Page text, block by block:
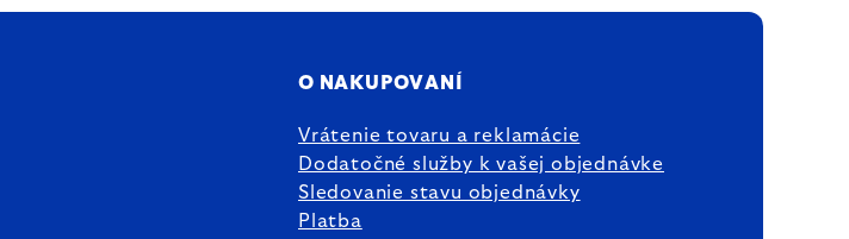
O NAKUPOVANÍ
Vrátenie tovaru a reklamácie
Dodatočné služby k vašej objednávke
Sledovanie stavu objednávky
Platba